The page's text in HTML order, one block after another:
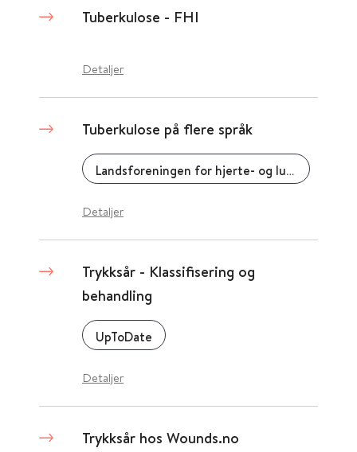
Tuberkulose - FHI
Detaljer
Tuberkulose på flere språk
Landsforeningen for hjerte- og lungesyke, LHL
Detaljer
Trykksår - Klassifisering og
behandling
UpToDate
Detaljer
Trykksår hos Wounds.no